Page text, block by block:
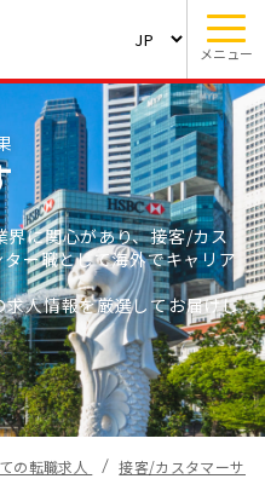
メニュー
に関心があり、接客/カス
ー職として海外でキャリア
人情報を厳選してお届けし
の転職求人 接客/カスタマーサ